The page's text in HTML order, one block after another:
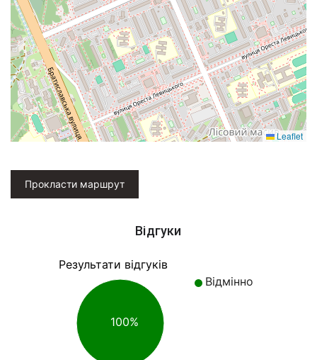
Leaflet
Прокласти маршрут
Відгуки
Результати відгуків
Відмінно
100%